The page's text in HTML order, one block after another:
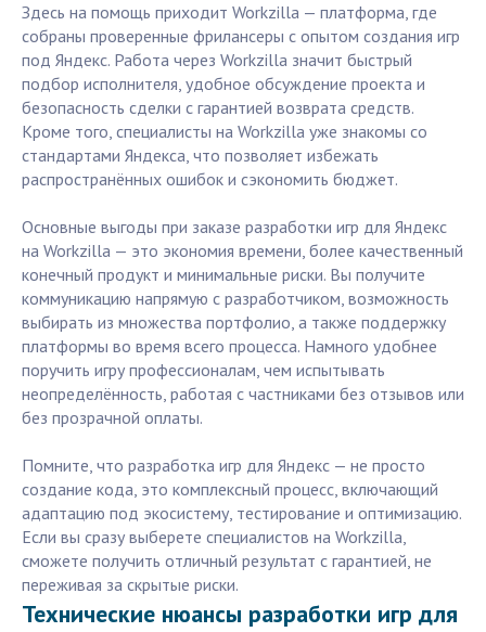
Здесь на помощь приходит Workzilla — платформа, где
собраны проверенные фрилансеры с опытом создания игр
под Яндекс. Работа через Workzilla значит быстрый
подбор исполнителя, удобное обсуждение проекта и
безопасность сделки с гарантией возврата средств.
Кроме того, специалисты на Workzilla уже знакомы со
стандартами Яндекса, что позволяет избежать
распространённых ошибок и сэкономить бюджет.
Основные выгоды при заказе разработки игр для Яндекс
на Workzilla — это экономия времени, более качественный
конечный продукт и минимальные риски. Вы получите
коммуникацию напрямую с разработчиком, возможность
выбирать из множества портфолио, а также поддержку
платформы во время всего процесса. Намного удобнее
поручить игру профессионалам, чем испытывать
неопределённость, работая с частниками без отзывов или
без прозрачной оплаты.
Помните, что разработка игр для Яндекс — не просто
создание кода, это комплексный процесс, включающий
адаптацию под экосистему, тестирование и оптимизацию.
Если вы сразу выберете специалистов на Workzilla,
сможете получить отличный результат с гарантией, не
переживая за скрытые риски.
Технические нюансы разработки игр для